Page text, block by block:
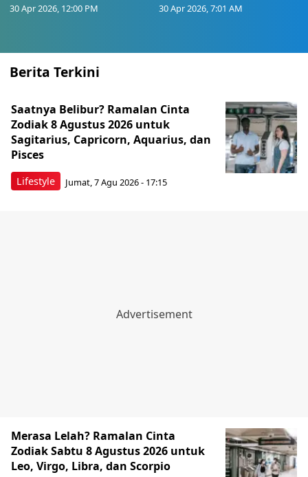
30 Apr 2026, 12:00 PM 30 Apr 2026, 7:01 AM
Berita Terkini
Lifestyle
Saatnya Belibur? Ramalan Cinta
Zodiak 8 Agustus 2026 untuk
Sagitarius, Capricorn, Aquarius, dan
Pisces
Jumat, 7 Agu 2026 - 17:15
Merasa Lelah? Ramalan Cinta
Zodiak Sabtu 8 Agustus 2026 untuk
Leo, Virgo, Libra, dan Scorpio